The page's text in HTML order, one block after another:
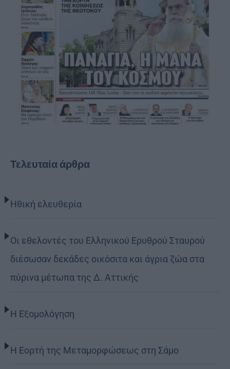
Τελευταία άρθρα
Ηθική ελευθερία
Οι εθελοντές του Ελληνικού Ερυθρού Σταυρού
διέσωσαν δεκάδες οικόσιτα και άγρια ζώα στα
πύρινα μέτωπα της Δ. Αττικής
Η Εξομολόγηση
Η Εορτή της Μεταμορφώσεως στη Σάμο